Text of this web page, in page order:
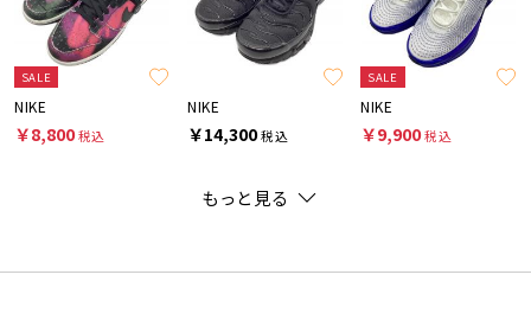
SALE
NIKE
￥8,800税込
NIKE
￥14,300税込
SALE
NIKE
￥9,900税込
もっと見る